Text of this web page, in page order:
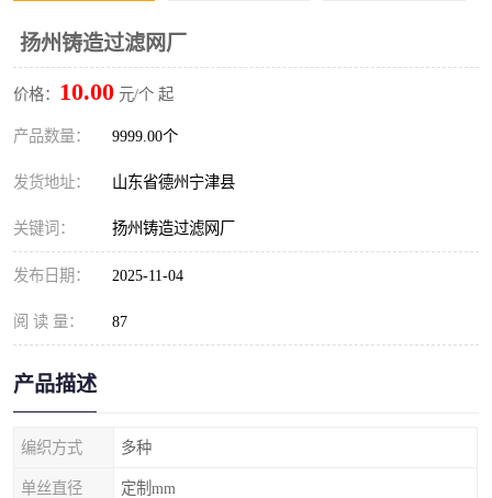
扬州铸造过滤网厂
价格： 10.00 元/个 起
产品数量： 9999.00个
发货地址： 山东省德州宁津县
关键词： 扬州铸造过滤网厂
发布日期： 2025-11-04
阅 读 量： 87
产品描述
编织方式 多种
单丝直径 定制mm